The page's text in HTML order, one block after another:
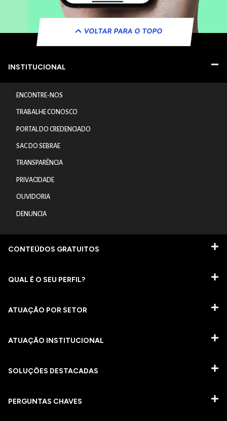
VOLTAR PARA O TOPO
INSTITUCIONAL
ENCONTRE-NOS
TRABALHE CONOSCO
PORTAL DO CREDENCIADO
SAC DO SEBRAE
TRANSPARÊNCIA
PRIVACIDADE
OUVIDORIA
DENUNCIA
CONTEÚDOS GRATUITOS
QUAL É O SEU PERFIL?
ATUAÇÃO POR SETOR
ATUAÇÃO INSTITUCIONAL
SOLUÇÕES DESTACADAS
PERGUNTAS CHAVES​